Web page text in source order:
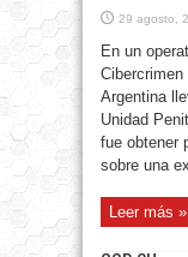
29 agosto,
En un
Argentina
Unidad
fue obtener
sobre una
Leer más »